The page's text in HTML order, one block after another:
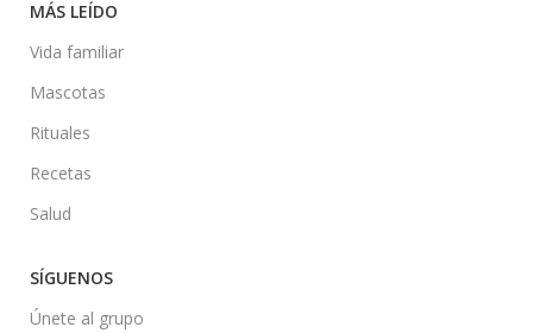
MÁS LEÍDO
Vida familiar
Mascotas
Rituales
Recetas
Salud
SÍGUENOS
Únete al grupo